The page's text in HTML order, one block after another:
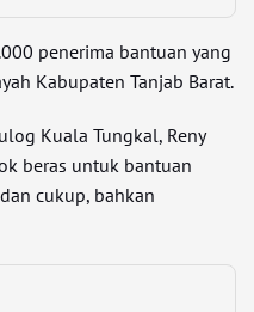
penerima bantuan yang
Kabupaten Tanjab Barat.
Kuala Tungkal, Reny
beras untuk bantuan
cukup, bahkan